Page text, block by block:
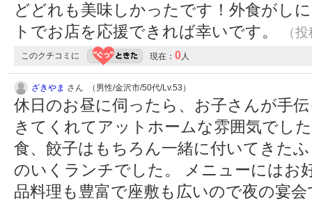
どどれも美味しかったです！外食がし
トでお店を応援できれば幸いです。
（
このクチコミに 現在： 0人
ざきやま さん （男性/金沢市/50代/Lv.53）
休日のお昼に伺ったら、お子さんが手
きてくれてアットホームな雰囲気でし
食、餃子はもちろん一緒に付いてきた
のいくランチでした。 メニューにはお
品料理も豊富で座敷も広いので夜の宴